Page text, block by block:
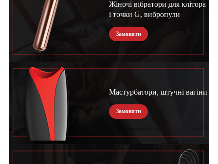
Жіночі вібратори для клітора
і точки G, вибропули
Замовити
Мастурбатори, штучні вагіни
Замовити